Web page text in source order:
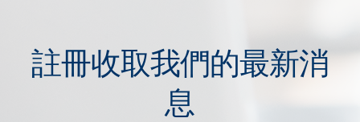
註冊收取我們的最新消
息